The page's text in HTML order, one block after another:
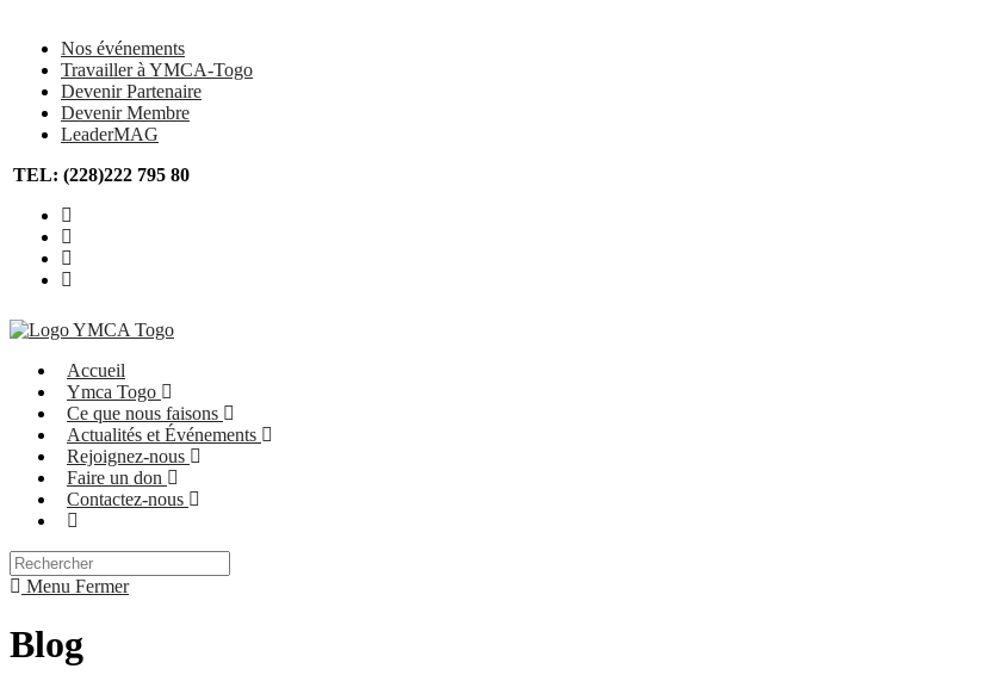
content
Nos événements
Travailler à YMCA-Togo
Devenir Partenaire
Devenir Membre
LeaderMAG
TEL: (228)222 795 80
Accueil
Ymca Togo
Ce que nous faisons
Actualités et Événements
Rejoignez-nous
Faire un don
Contactez-nous
Search
for:Menu Fermer
Blog